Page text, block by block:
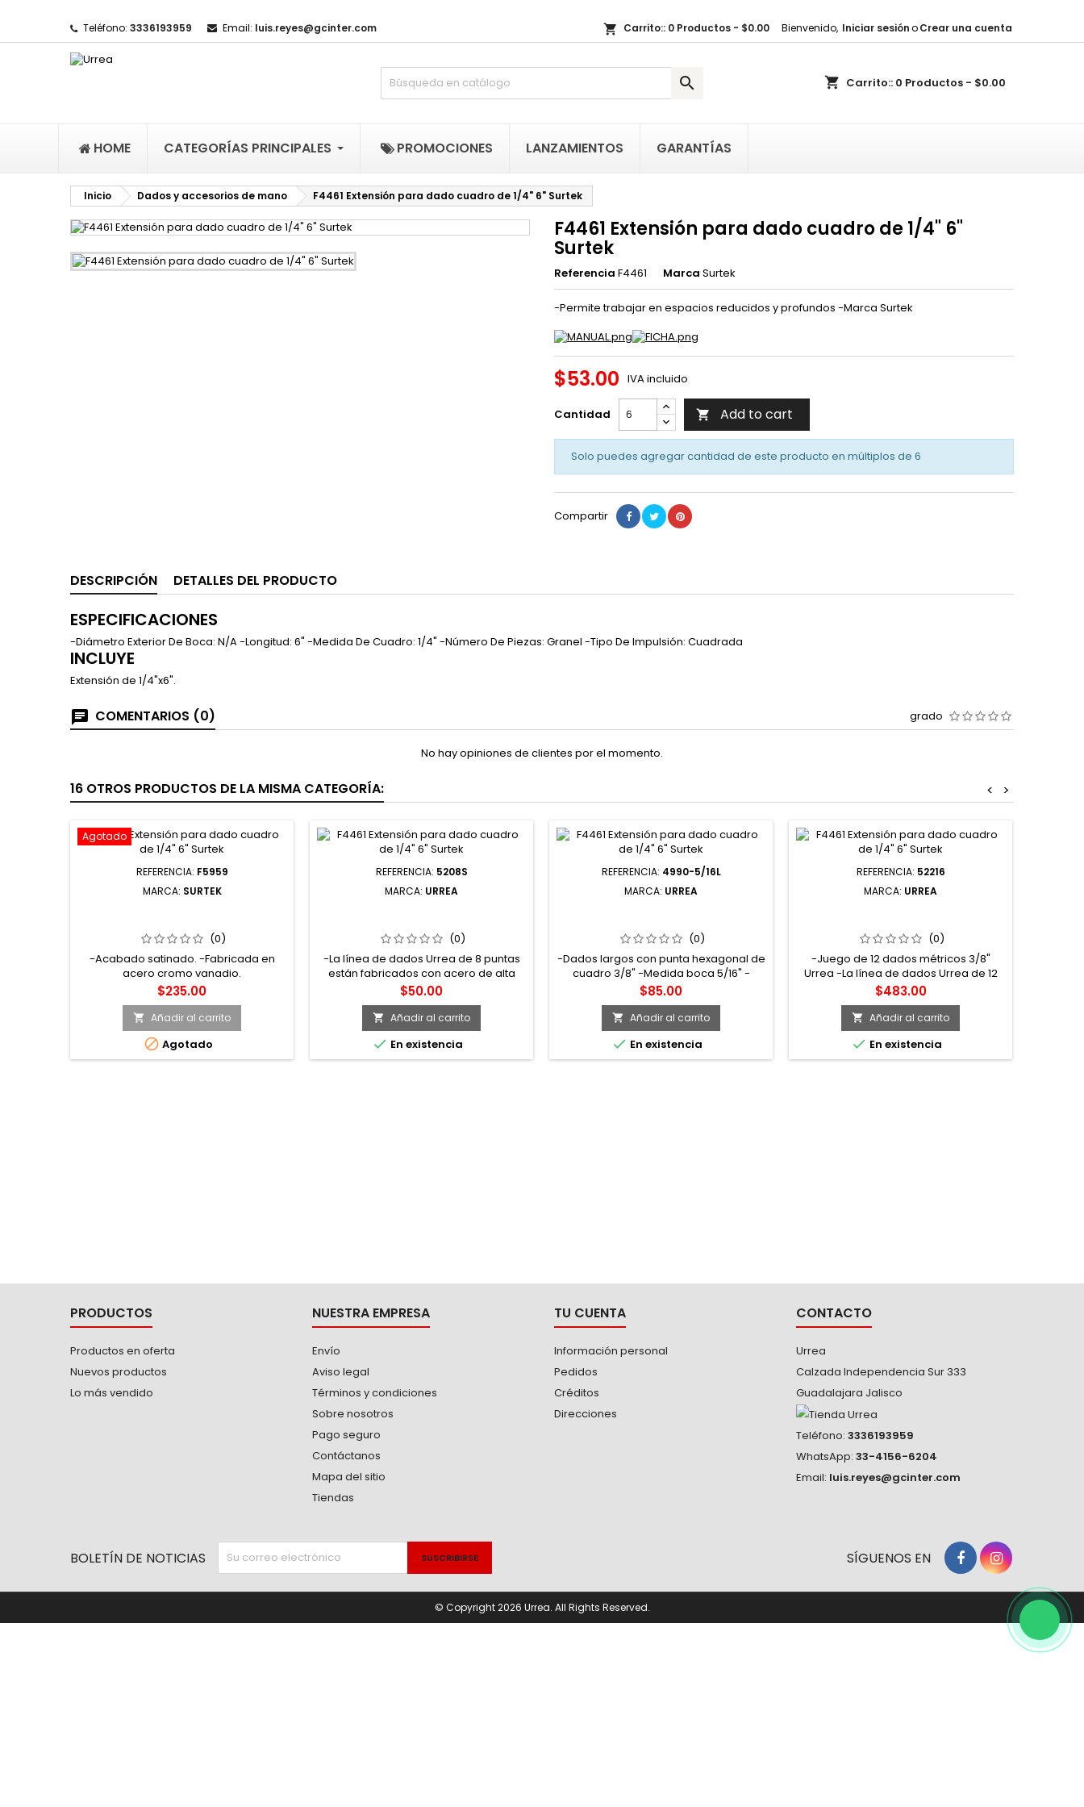
Teléfono: 3336193959 Email: luis.reyes@gcinter.com Bienvenido, Iniciar sesiónoCrear una cuenta
shopping_cart Carrito:: 0 Productos - $0.00
shopping_cart Carrito:: 0 Productos - $0.00

HOME CATEGORÍAS PRINCIPALES PROMOCIONES LANZAMIENTOS GARANTÍAS
Inicio Dados y accesorios de mano F4461 Extensión para dado cuadro de 1/4" 6" Surtek
F4461 Extensión para dado cuadro de 1/4" 6"
Surtek
Referencia F4461 Marca Surtek
-Permite trabajar en espacios reducidos y profundos -Marca Surtek
$53.00 IVA incluido
Cantidad  Add to cart
Solo puedes agregar cantidad de este producto en múltiplos de 6
Compartir
DESCRIPCIÓN DETALLES DEL PRODUCTO
ESPECIFICACIONES
-Diámetro Exterior De Boca: N/A -Longitud: 6" -Medida De Cuadro: 1/4" -Número De Piezas: Granel -Tipo De Impulsión: Cuadrada
INCLUYE
Extensión de 1/4"x6".
COMENTARIOS (0) grado
No hay opiniones de clientes por el momento.
16 OTROS PRODUCTOS DE LA MISMA CATEGORÍA: >
<
Agotado
REFERENCIA: F5959
MARCA: SURTEK
(0)
-Acabado satinado. -Fabricada en
acero cromo vanadio.
Precio
$235.00
 Añadir al carrito
 Agotado
REFERENCIA: 5208S
MARCA: URREA
(0)
-La línea de dados Urrea de 8 puntas
están fabricados con acero de alta
calidad permitiendo un alto
desempeño durante su uso,
terminados en cromo-níquel para
evitar la corrosión -Su diseño de 8
puntas distribuye los esfuerzos en una
zona mayor de las caras activas de la
Precio
$50.00
 Añadir al carrito
 En existencia
REFERENCIA: 4990-5/16L
MARCA: URREA
DE 3/8" 6 PUNTAS EN PULGADAS
5/16" URREA
(0)
-Dados largos con punta hexagonal de
cuadro 3/8" -Medida boca 5/16" -
Longitud 6" -Tipo ll
Precio
$85.00
 Añadir al carrito
 En existencia
REFERENCIA: 52216
MARCA: URREA
URREA
(0)
-Juego de 12 dados métricos 3/8"
Urrea -La línea de dados Urrea de 12
puntas están fabricados con acero de
alta calidad permitiendo un alto
desempeño durante su uso,
terminados en cromo-níquel para
evitar la corrosión. -Su diseño de 12
puntas distribuye los esfuerzos en una
Precio
$483.00
 Añadir al carrito
 En existencia
PRODUCTOS
Productos en oferta
Nuevos productos
Lo más vendido
NUESTRA EMPRESA
Envío
Aviso legal
Términos y condiciones
Sobre nosotros
Pago seguro
Contáctanos
Mapa del sitio
Tiendas
TU CUENTA
Información personal
Pedidos
Créditos
Direcciones
CONTACTO
Urrea
Calzada Independencia Sur 333
Guadalajara Jalisco
Teléfono: 3336193959
WhatsApp: 33-4156-6204
Email: luis.reyes@gcinter.com
Mi lista de regalos ×
((title)) ×
((label))
((cancelText)) ((createText))
Iniciar sesión ×
Debe iniciar sesión para guardar productos en su lista de deseos.
((loginText))
BOLETÍN DE NOTICIAS SÍGUENOS EN
© Copyright 2026 Urrea. All Rights Reserved.